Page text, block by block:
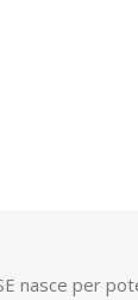
nasce per